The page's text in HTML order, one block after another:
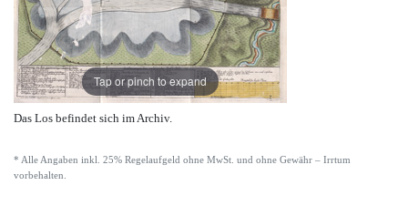
Tap or pinch to expand
Das Los befindet sich im Archiv.
* Alle Angaben inkl. 25% Regelaufgeld ohne MwSt. und ohne Gewähr – Irrtum
vorbehalten.